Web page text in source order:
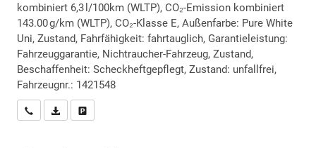
kombiniert 6,3 l/100km (WLTP), CO₂-Emission kombiniert
143.00 g/km (WLTP), CO₂-Klasse E, Außenfarbe: Pure White
Uni, Zustand, Fahrfähigkeit: fahrtauglich, Garantieleistung:
Fahrzeuggarantie, Nichtraucher-Fahrzeug, Zustand,
Beschaffenheit: Scheckheftgepflegt, Zustand: unfallfrei,
Fahrzeugnr.: 1421548
Wir rufen Sie anPDF-Datei, Fahrzeugexposé drucken